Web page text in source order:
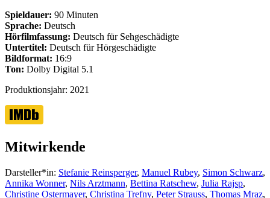
Spieldauer: 90 Minuten
Sprache: Deutsch
Hörfilmfassung: Deutsch für Sehgeschädigte
Untertitel: Deutsch für Hörgeschädigte
Bildformat: 16:9
Ton: Dolby Digital 5.1
Produktionsjahr: 2021
Mitwirkende
Darsteller*in: Stefanie Reinsperger, Manuel Rubey, Simon Schwarz,
Annika Wonner, Nils Arztmann, Bettina Ratschew, Julia Rajsp,
Christine Ostermayer, Christina Trefny, Peter Strauss, Thomas Mraz,